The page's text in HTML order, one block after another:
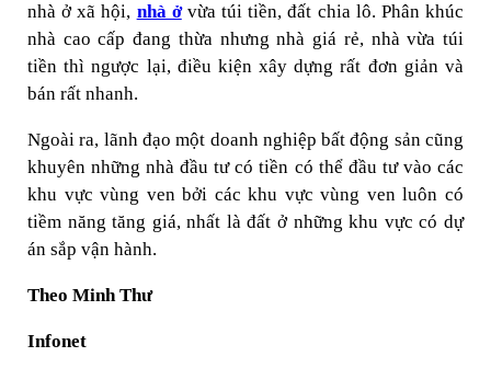
nhà ở xã hội, nhà ởvừa túi tiền, đất chia lô. Phân khúc
nhà cao cấp đang thừa nhưng nhà giá rẻ, nhà vừa túi
tiền thì ngược lại, điều kiện xây dựng rất đơn giản và
bán rất nhanh.
Ngoài ra, lãnh đạo một doanh nghiệp bất động sản cũng
khuyên những nhà đầu tư có tiền có thể đầu tư vào các
khu vực vùng ven bởi các khu vực vùng ven luôn có
tiềm năng tăng giá, nhất là đất ở những khu vực có dự
án sắp vận hành.
Theo Minh Thư
Infonet